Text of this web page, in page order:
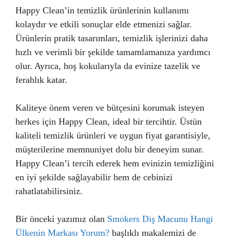
Happy Clean’in temizlik ürünlerinin kullanımı
kolaydır ve etkili sonuçlar elde etmenizi sağlar.
Ürünlerin pratik tasarımları, temizlik işlerinizi daha
hızlı ve verimli bir şekilde tamamlamanıza yardımcı
olur. Ayrıca, hoş kokularıyla da evinize tazelik ve
ferahlık katar.
Kaliteye önem veren ve bütçesini korumak isteyen
herkes için Happy Clean, ideal bir tercihtir. Üstün
kaliteli temizlik ürünleri ve uygun fiyat garantisiyle,
müşterilerine memnuniyet dolu bir deneyim sunar.
Happy Clean’i tercih ederek hem evinizin temizliğini
en iyi şekilde sağlayabilir hem de cebinizi
rahatlatabilirsiniz.
Bir önceki yazımız olan Smokers Diş Macunu Hangi
Ülkenin Markası Yorum? başlıklı makalemizi de